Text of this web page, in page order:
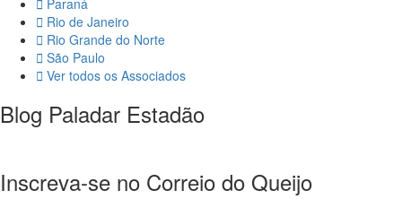
Paraná
Rio de Janeiro
Rio Grande do Norte
São Paulo
Ver todos os Associados
Blog Paladar Estadão
Inscreva-se no Correio do Queijo